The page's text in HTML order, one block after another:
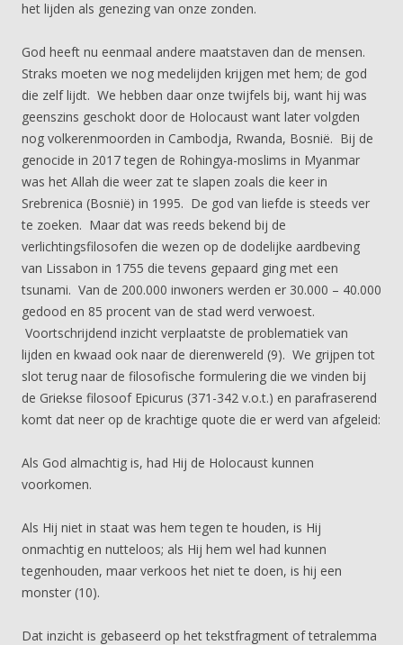
het lijden als genezing van onze zonden.
God heeft nu eenmaal andere maatstaven dan de mensen.
Straks moeten we nog medelijden krijgen met hem; de god
die zelf lijdt. We hebben daar onze twijfels bij, want hij was
geenszins geschokt door de Holocaust want later volgden
nog volkerenmoorden in Cambodja, Rwanda, Bosnië. Bij de
genocide in 2017 tegen de Rohingya-moslims in Myanmar
was het Allah die weer zat te slapen zoals die keer in
Srebrenica (Bosnië) in 1995. De god van liefde is steeds ver
te zoeken. Maar dat was reeds bekend bij de
verlichtingsfilosofen die wezen op de dodelijke aardbeving
van Lissabon in 1755 die tevens gepaard ging met een
tsunami. Van de 200.000 inwoners werden er 30.000 – 40.000
gedood en 85 procent van de stad werd verwoest.
Voortschrijdend inzicht verplaatste de problematiek van
lijden en kwaad ook naar de dierenwereld (9). We grijpen tot
slot terug naar de filosofische formulering die we vinden bij
de Griekse filosoof Epicurus (371-342 v.o.t.) en parafraserend
komt dat neer op de krachtige quote die er werd van afgeleid:
Als God almachtig is, had Hij de Holocaust kunnen
voorkomen.
Als Hij niet in staat was hem tegen te houden, is Hij
onmachtig en nutteloos; als Hij hem wel had kunnen
tegenhouden, maar verkoos het niet te doen, is hij een
monster (10).
Dat inzicht is gebaseerd op het tekstfragment of tetralemma